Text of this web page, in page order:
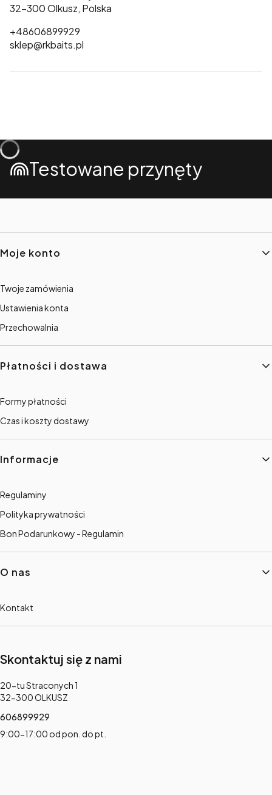
32-300 Olkusz, Polska
+48606899929
sklep@rkbaits.pl
Testowane przynęty
Linki w stopce
Moje konto
Twoje zamówienia
Ustawienia konta
Przechowalnia
Płatności i dostawa
Formy płatności
Czas i koszty dostawy
Informacje
Regulaminy
Polityka prywatności
Bon Podarunkowy - Regulamin
O nas
Kontakt
Skontaktuj się z nami
Adres:
20-tu Straconych 1
32-300 OLKUSZ
606899929
9:00-17:00 od pon. do pt.